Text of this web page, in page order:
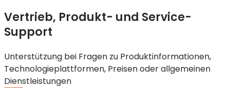
Vertrieb, Produkt- und Service-
Support
Unterstützung bei Fragen zu Produktinformationen,
Technologieplattformen, Preisen oder allgemeinen
Dienstleistungen